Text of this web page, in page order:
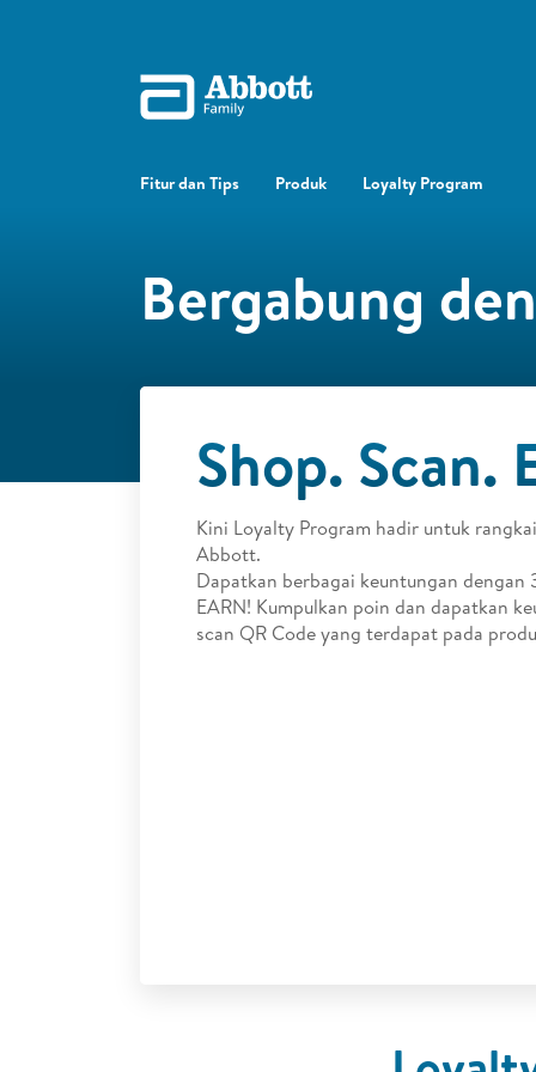
Fitur dan Tips Produk Loyalty Program
Bergabung
Shop. Scan.
Kini Loyalty Program hadir untuk
Abbott.
Dapatkan berbagai keuntungan dengan
EARN! Kumpulkan poin dan dapatkan
scan QR Code yang terdapat pada